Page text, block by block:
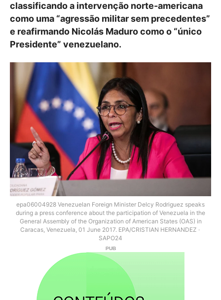
classificando a intervenção norte-americana
como uma “agressão militar sem precedentes”
e reafirmando Nicolás Maduro como o “único
Presidente” venezuelano.
epa06004928 Venezuelan Foreign Minister Delcy Rodriguez speaks
during a press conference about the participation of Venezuela in the
General Assembly of the Organization of American States (OAS) in
Caracas, Venezuela, 01 June 2017. EPA/CRISTIAN HERNANDEZ
SAPO24